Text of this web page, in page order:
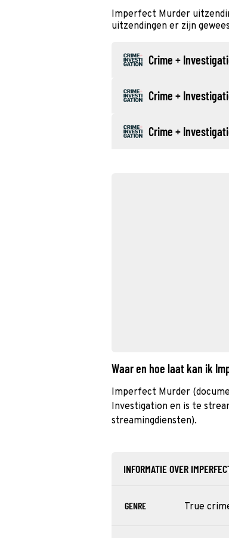
Imperfect Murder
uitzendingen er zijn
Crime +
Crime +
Crime +
Waar en hoe laat kan ik
Imperfect Murder
Investigation en is te
streamingdiensten).
INFORMATIE OVER
GENRE True